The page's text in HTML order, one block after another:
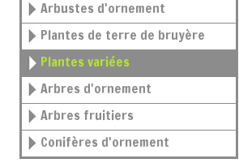
Arbustes d'ornement
Plantes de terre de bruyère
Plantes variées
Arbres d'ornement
Arbres fruitiers
Conifères d'ornement